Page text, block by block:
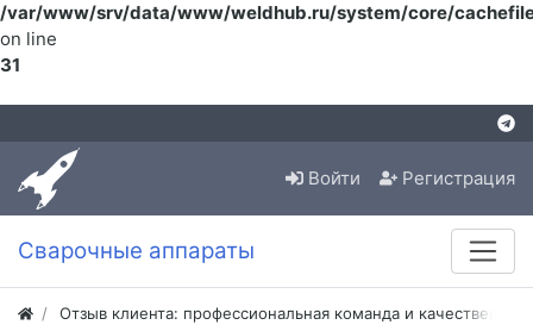
/var/www/srv/data/www/weldhub.ru/system/core/
on line
31
Войти Регистрация
Сварочные аппараты
Отзыв клиента: профессиональная команда и